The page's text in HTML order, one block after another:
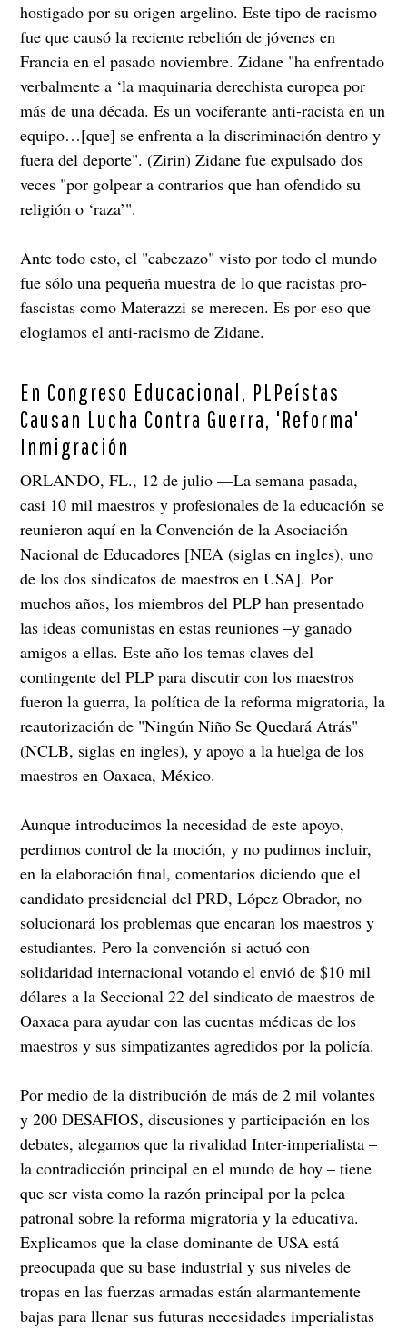
hostigado por su origen argelino. Este tipo de racismo
fue que causó la reciente rebelión de jóvenes en
Francia en el pasado noviembre. Zidane "ha enfrentado
verbalmente a ‘la maquinaria derechista europea por
más de una década. Es un vociferante anti-racista en un
equipo…[que] se enfrenta a la discriminación dentro y
fuera del deporte". (Zirin) Zidane fue expulsado dos
veces "por golpear a contrarios que han ofendido su
religión o ‘raza’".
Ante todo esto, el "cabezazo" visto por todo el mundo
fue sólo una pequeña muestra de lo que racistas pro-
fascistas como Materazzi se merecen. Es por eso que
elogiamos el anti-racismo de Zidane.
En Congreso Educacional, PLPeístas
Causan Lucha Contra Guerra, 'Reforma'
Inmigración
ORLANDO, FL., 12 de julio —La semana pasada,
casi 10 mil maestros y profesionales de la educación se
reunieron aquí en la Convención de la Asociación
Nacional de Educadores [NEA (siglas en ingles), uno
de los dos sindicatos de maestros en USA]. Por
muchos años, los miembros del PLP han presentado
las ideas comunistas en estas reuniones –y ganado
amigos a ellas. Este año los temas claves del
contingente del PLP para discutir con los maestros
fueron la guerra, la política de la reforma migratoria, la
reautorización de "Ningún Niño Se Quedará Atrás"
(NCLB, siglas en ingles), y apoyo a la huelga de los
maestros en Oaxaca, México.
Aunque introducimos la necesidad de este apoyo,
perdimos control de la moción, y no pudimos incluir,
en la elaboración final, comentarios diciendo que el
candidato presidencial del PRD, López Obrador, no
solucionará los problemas que encaran los maestros y
estudiantes. Pero la convención si actuó con
solidaridad internacional votando el envió de $10 mil
dólares a la Seccional 22 del sindicato de maestros de
Oaxaca para ayudar con las cuentas médicas de los
maestros y sus simpatizantes agredidos por la policía.
Por medio de la distribución de más de 2 mil volantes
y 200 DESAFIOS, discusiones y participación en los
debates, alegamos que la rivalidad Inter-imperialista –
la contradicción principal en el mundo de hoy – tiene
que ser vista como la razón principal por la pelea
patronal sobre la reforma migratoria y la educativa.
Explicamos que la clase dominante de USA está
preocupada que su base industrial y sus niveles de
tropas en las fuerzas armadas están alarmantemente
bajas para llenar sus futuras necesidades imperialistas